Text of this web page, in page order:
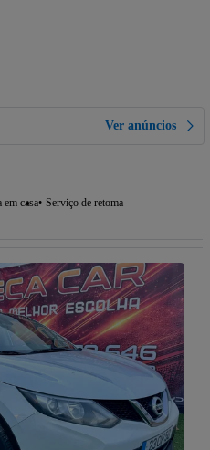
Ver anúncios
em casa Serviço de retoma